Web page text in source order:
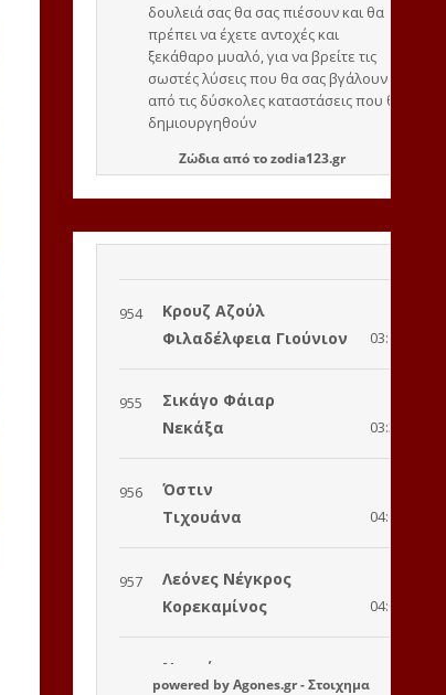
Ζώδιααπό τοzodia123.gr
powered byAgones.gr-Στοιχημα